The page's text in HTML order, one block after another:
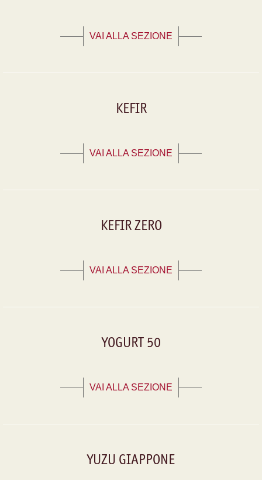
VAI ALLA SEZIONE
KEFIR
VAI ALLA SEZIONE
KEFIR ZERO
VAI ALLA SEZIONE
YOGURT 50
VAI ALLA SEZIONE
YUZU GIAPPONE